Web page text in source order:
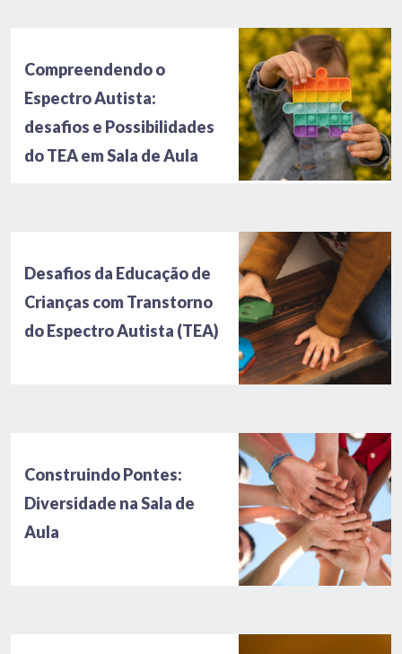
Compreendendo o
Espectro Autista:
desafios e Possibilidades
do TEA em Sala de Aula
Desafios da Educação de
Crianças com Transtorno
do Espectro Autista (TEA)
Construindo Pontes:
Diversidade na Sala de
Aula